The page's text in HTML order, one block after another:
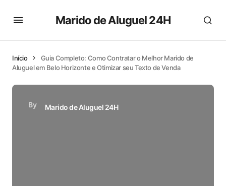
Marido de Aluguel 24H
Início
Guia Completo: Como Contratar o Melhor Marido de
Aluguel em Belo Horizonte e Otimizar seu Texto de Venda
By Marido de Aluguel 24H